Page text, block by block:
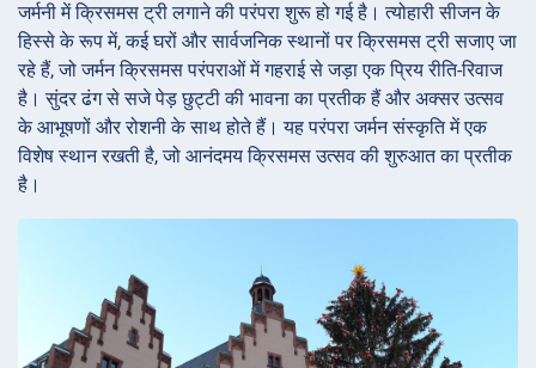
जर्मनी में क्रिसमस ट्री लगाने की परंपरा शुरू हो गई है। त्योहारी सीजन के
हिस्से के रूप में, कई घरों और सार्वजनिक स्थानों पर क्रिसमस ट्री सजाए जा
रहे हैं, जो जर्मन क्रिसमस परंपराओं में गहराई से जड़ा एक प्रिय रीति-रिवाज
है। सुंदर ढंग से सजे पेड़ छुट्टी की भावना का प्रतीक हैं और अक्सर उत्सव
के आभूषणों और रोशनी के साथ होते हैं। यह परंपरा जर्मन संस्कृति में एक
विशेष स्थान रखती है, जो आनंदमय क्रिसमस उत्सव की शुरुआत का प्रतीक
है।